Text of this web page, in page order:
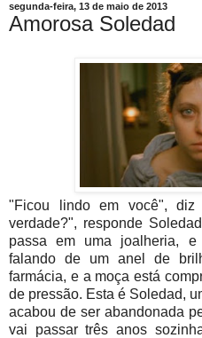
segunda-feira, 13 de maio de 2013
Amorosa Soledad
"Ficou lindo em você",
verdade?", responde
passa em uma joalheria,
falando de um anel de
farmácia, e a moça está
de pressão. Esta é Soledad,
acabou de ser abandonada
vai passar três anos